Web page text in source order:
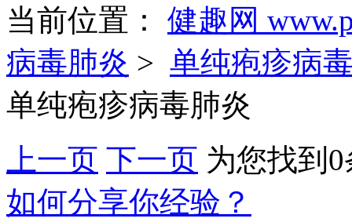
当前位置： 健趣网
病毒肺炎 > 单纯疱疹病
单纯疱疹病毒肺炎
上一页 下一页 为您找到
如何分享你经验？